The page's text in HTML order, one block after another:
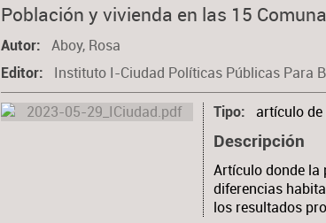
Población y vivienda en las 15
Autor Aboy, Rosa
Editor Instituto I-Ciudad Políticas Públicas Para
Tipo artículo
Descripción
Artículo donde la
diferencias
los resultados